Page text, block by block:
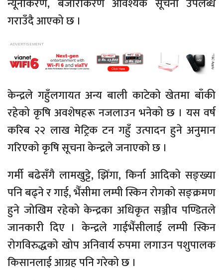
न्यूनीकरण, बजारीकरण आवश्यक सूचना उपलब्ध
गराउँदै आएको छ ।
केन्द्रले गहुँलगायत अन्य बाली काटेको खेतमा बाँकी
रहेको कृषि अवशेषहरू नजलाउन भनेको छ । यस वर्ष
करिब २२ लाख मेट्रिक टन गहुँ उत्पादन हुने अनुमान
गरिएको कृषि सूचना केन्द्रले जनाएको छ ।
गर्मी बढेसँगै लामखुट्टे, झिँगा, किर्ना आदिको सङ्ख्या
पनि बढ्ने र गाई, भैँसीमा लम्पी स्किन रोगको सङ्क्रमण
हुने जोखिम रहेको केन्द्रका अधिकृत सञ्जीव पण्डितले
जानकारी दिए । केन्द्रले गाईभैँसीलाई लम्पी स्किन
रोगविरुद्धको खोप अनिवार्य रुपमा लगाउन पशुपालक
किसानलाई आग्रह पनि गरेको छ ।